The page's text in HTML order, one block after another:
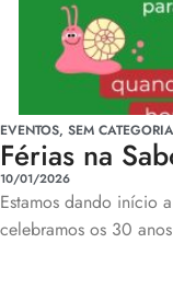
EVENTOS, SEM CATEGORIA
Férias na
10/01/2026
Estamos dando início
celebramos os 30